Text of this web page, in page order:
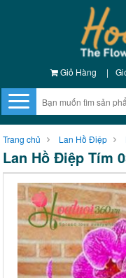
Giỏ Hàng |
Trang chủ Lan Hồ Điệp
Lan Hồ Điệp Tím